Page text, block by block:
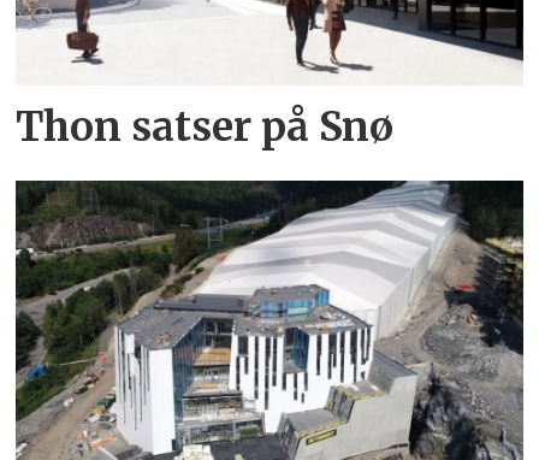
Thon satser på Snø